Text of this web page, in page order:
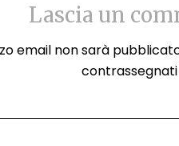
Lascia un
email non sarà
contrassegnati